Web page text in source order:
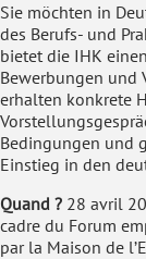
Sie möchten in
des Berufs- und
bietet die IHK
Bewerbungen und
erhalten konkrete
Bedingungen und
Einstieg in den
Quand ? 28 avril
cadre du Forum
par la Maison de